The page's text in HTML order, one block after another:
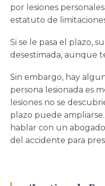
por lesiones
estatuto de
Si se le pasa el plazo,
desestimada, aunque
Sin embargo, hay
persona lesionada es
lesiones no se
plazo puede
hablar con un
del accidente para